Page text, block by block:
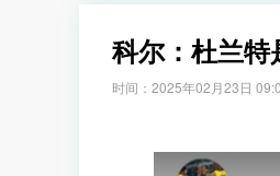
科尔：杜兰特
时间：2025年02月23日